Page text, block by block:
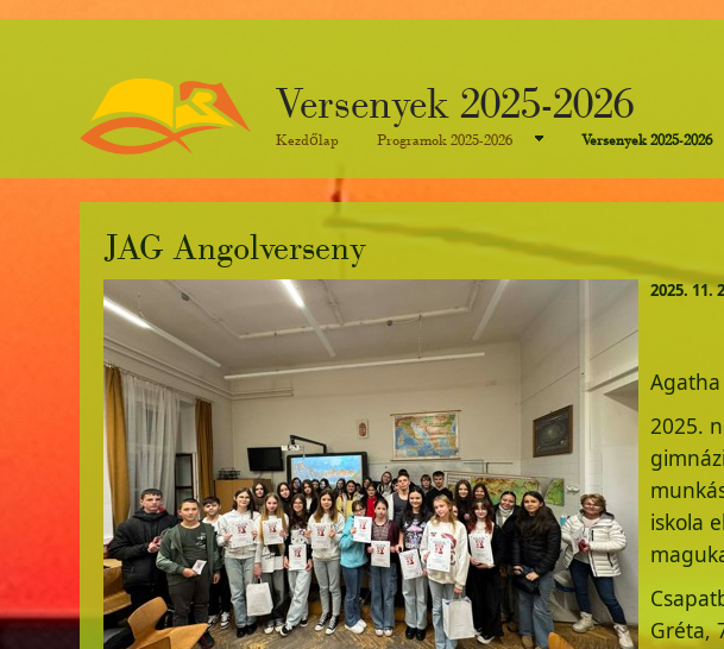
Versenyek 2025-2026
Kezdőlap Programok 2025-2026 Versenyek 2025-2026
JAG Angolverseny
2025. 11.
2025.
iskola
Gréta,